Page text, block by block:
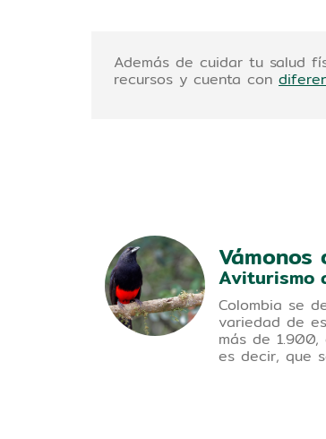
Además de cuidar tu salud
recursos y cuenta con
Vámonos
Aviturismo
Colombia se
variedad de
más de
es decir, que